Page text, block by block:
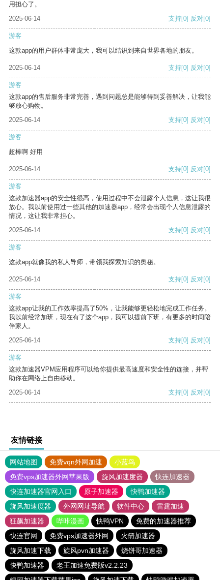
用担心了。
2025-06-14
支持[0] 反对[0]
游客
这款app的用户群体非常庞大，我可以结识到来自世界各地的朋友。
2025-06-14 支持[0] 反对[0]
游客
这款app的售后服务非常完善，遇到问题总是能够得到妥善解决，让我能
够放心购物。
2025-06-14
支持[0] 反对[0]
游客
超棒啊 好用
2025-06-14 支持[0] 反对[0]
游客
这款加速器app的安全性很高，使用过程中不会泄露个人信息，这让我很
放心。我以前使用过一些其他的加速器app，经常会出现个人信息泄露的
情况，这让我非常担心。
2025-06-14
支持[0] 反对[0]
游客
这款app就像我的私人导师，带领我探索知识的奥秘。
2025-06-14 支持[0] 反对[0]
游客
这款app让我的工作效率提高了50%，让我能够更轻松地完成工作任务。
我以前经常加班，现在有了这个app，我可以提前下班，有更多的时间陪
伴家人。
2025-06-14
支持[0] 反对[0]
游客
这款加速器VPM应用程序可以给你提供最高速度和安全性的连接，并帮
助你在网络上自由移动。
2025-06-14
支持[0] 反对[0]
友情链接
网站地图 免费vqn外网加速
小蓝鸟
免费vps加速器外网苹果版
旋风加速度器
快连加速器
快连加速器官网入口
原子加速器
快鸭加速器
旋风加速度器
外网网址导航 软件中心
雷霆加速
狂飙加速器
哔咔漫画 快鸭VPN
免费的加速器推荐
快连官网
免费vps加速器外网
火箭加速器
旋风加速下载
旋风pvn加速器
烧饼哥加速器
快鸭加速器
老王加速免费版v2.2.23